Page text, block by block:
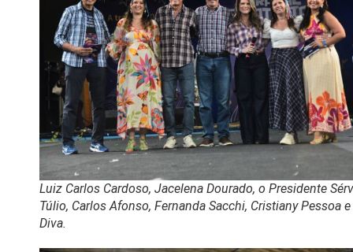
Luiz Carlos Cardoso, Jacelena Dourado, o Presidente
Túlio, Carlos Afonso, Fernanda Sacchi, Cristiany Pessoa e
Diva.